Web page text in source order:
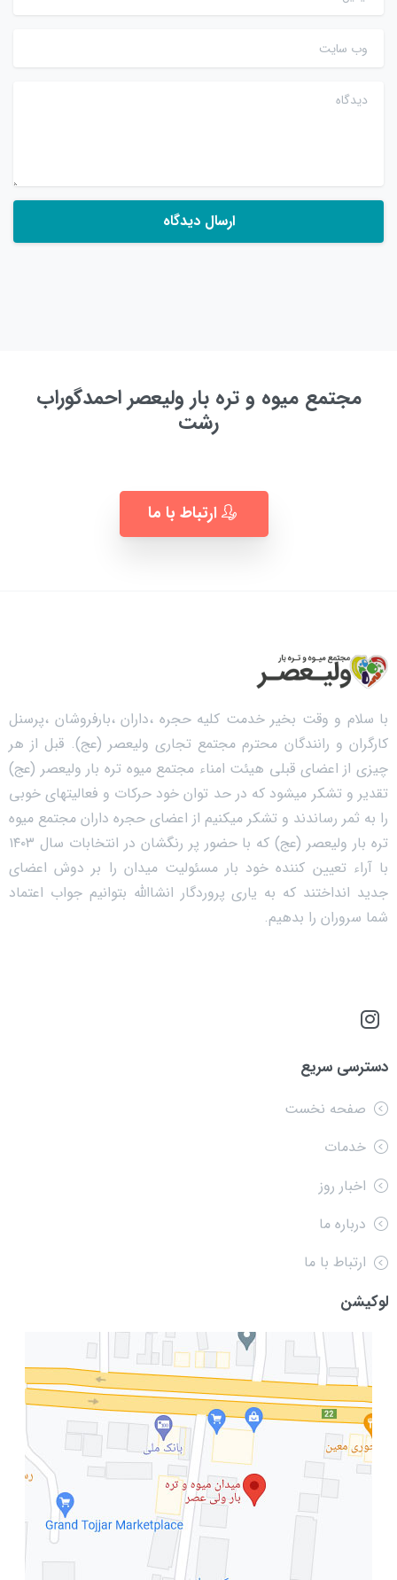
وب سایت
دیدگاه
مجتمع میوه و تره بار ولیعصر احمدگوراب
رشت
ارتباط با ما
با سلام و وقت بخیر خدمت کلیه حجره ،داران ،بارفروشان ،پرسنل
کارگران و رانندگان محترم مجتمع تجاری ولیعصر (عج). قبل از هر
چیزی از اعضای قبلی هیئت امناء مجتمع میوه تره بار ولیعصر (عج)
تقدیر و تشکر میشود که در حد توان خود حرکات و فعالیتهای خوبی
را به ثمر رساندند و تشکر میکنیم از اعضای حجره داران مجتمع میوه
تره بار ولیعصر (عج) که با حضور پر رنگشان در انتخابات سال ۱۴۰۳
با آراء تعیین کننده خود بار مسئولیت میدان را بر دوش اعضای
جدید انداختند که به یاری پروردگار انشاالله بتوانیم جواب اعتماد
شما سروران را بدهیم.
دسترسی سریع
صفحه نخست
خدمات
اخبار روز
درباره ما
ارتباط با ما
لوکیشن